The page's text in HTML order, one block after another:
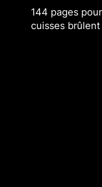
Nos
144 pages
cuisses